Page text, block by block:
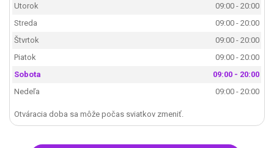
Utorok
09:00 - 20:00
Streda
09:00 - 20:00
Štvrtok
09:00 - 20:00
Piatok
09:00 - 20:00
Sobota
09:00 - 20:00
Nedeľa
09:00 - 20:00
Otváracia doba sa môže počas sviatkov zmeniť.